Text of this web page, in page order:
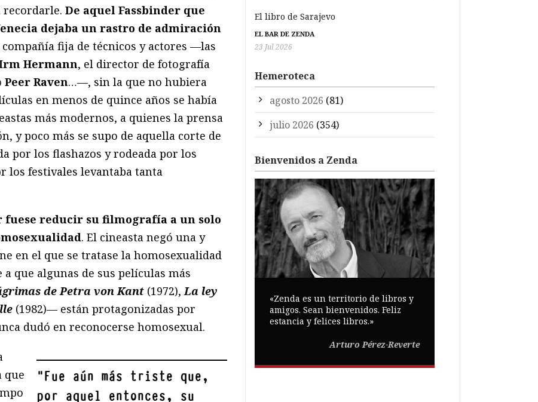
recordarle. De aquel Fassbinder que
dejaba un rastro de admiración
compañía fija de técnicos y actores —las
Hermann, el director de fotografía
Peer Raven…—, sin la que no hubiera
en menos de quince años se había
más modernos, a quienes la prensa
y poco más se supo de aquella corte de
por los flashazos y rodeada por los
los festivales levantaba tanta
fuese reducir su filmografía a un solo
. El cineasta negó una y
en el que se tratase la homosexualidad
que algunas de sus películas más
de Petra von Kant (1972), La ley
(1982)— están protagonizadas por
dudó en reconocerse homosexual.
"Fue aún más triste que,
por aquel entonces, su
que
El libro de Sarajevo
EL BAR DE ZENDA
23 Jul 2026
Hemeroteca
agosto 2026 (81)
julio 2026 (354)
Bienvenidos a Zenda
«Zenda es un territorio de libros y
amigos. Sean bienvenidos. Feliz
estancia y felices libros.»
Arturo Pérez-Reverte